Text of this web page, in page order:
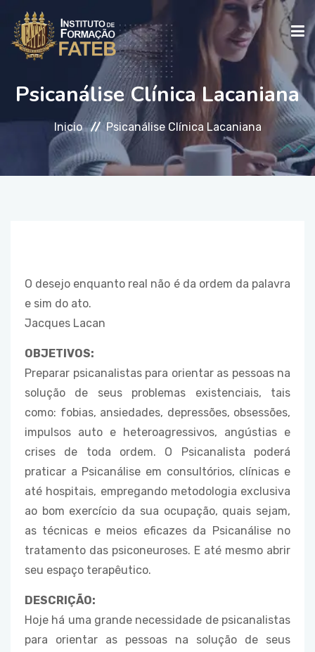
INICIO
INSTITUCIONAL
Psicanálise Clínica Lacaniana
Inicio Psicanálise Clínica Lacaniana
O desejo enquanto real não é da ordem da palavra
e sim do ato.
Jacques Lacan
OBJETIVOS:
Preparar psicanalistas para orientar as pessoas na
solução de seus problemas existenciais, tais
como: fobias, ansiedades, depressões, obsessões,
impulsos auto e heteroagressivos, angústias e
crises de toda ordem. O Psicanalista poderá
praticar a Psicanálise em consultórios, clínicas e
até hospitais, empregando metodologia exclusiva
ao bom exercício da sua ocupação, quais sejam,
as técnicas e meios eficazes da Psicanálise no
tratamento das psiconeuroses. E até mesmo abrir
seu espaço terapêutico.
DESCRIÇÃO:
Hoje há uma grande necessidade de psicanalistas
para orientar as pessoas na solução de seus